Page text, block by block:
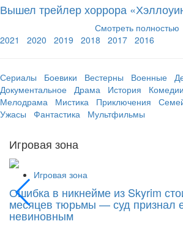
Вышел трейлер хоррора
Смотреть полностью
2021
2020 2019 2018 2017 2016
Сериалы Боевики Вестерны Военные
Документальное
Драма История Комедии
Мелодрама
Мистика Приключения
Ужасы
Фантастика Мультфильмы
Игровая зона
Игровая зона
Ошибка в никнейме из Skyrim
месяцев тюрьмы — суд признал
невиновным